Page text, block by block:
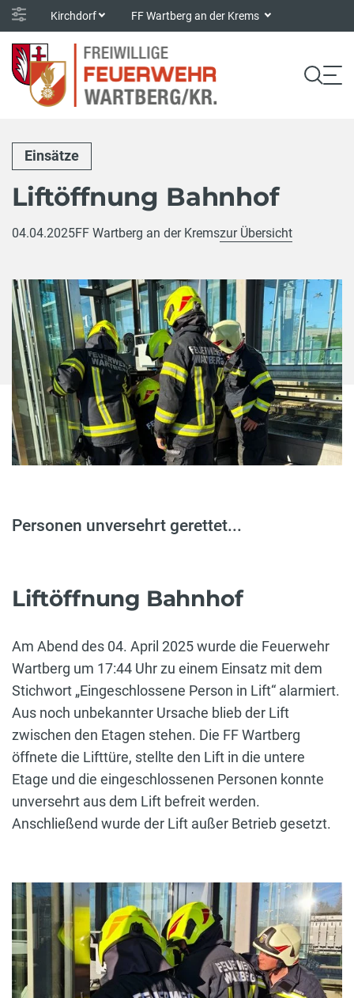
Kirchdorf FF Wartberg an der Krems
Einsätze
Liftöffnung Bahnhof
04.04.2025FF Wartberg an der Kremszur Übersicht
Personen unversehrt gerettet...
Liftöffnung Bahnhof
Am Abend des 04. April 2025 wurde die Feuerwehr
Wartberg um 17:44 Uhr zu einem Einsatz mit dem
Stichwort „Eingeschlossene Person in Lift“ alarmiert.
Aus noch unbekannter Ursache blieb der Lift
zwischen den Etagen stehen. Die FF Wartberg
öffnete die Lifttüre, stellte den Lift in die untere
Etage und die eingeschlossenen Personen konnte
unversehrt aus dem Lift befreit werden.
Anschließend wurde der Lift außer Betrieb gesetzt.